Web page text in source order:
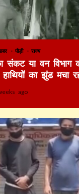
पौड़ी राज्य
या वन विभाग
हाथियों का झुंड मचा
ago